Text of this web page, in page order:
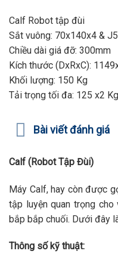
Calf Robot tập đùi
Sắt vuông: 70x140x4 &
Chiều dài giá đỡ: 300mm
Kích thước (DxRxC):
Khối lượng: 150 Kg
Tải trọng tối đa: 125 x2 Kg
Bài viết đánh giá
Calf (Robot Tập Đùi)
Máy Calf, hay còn được
tập luyện quan trọng
bắp bắp chuối. Dưới đây
Thông số kỹ thuật: